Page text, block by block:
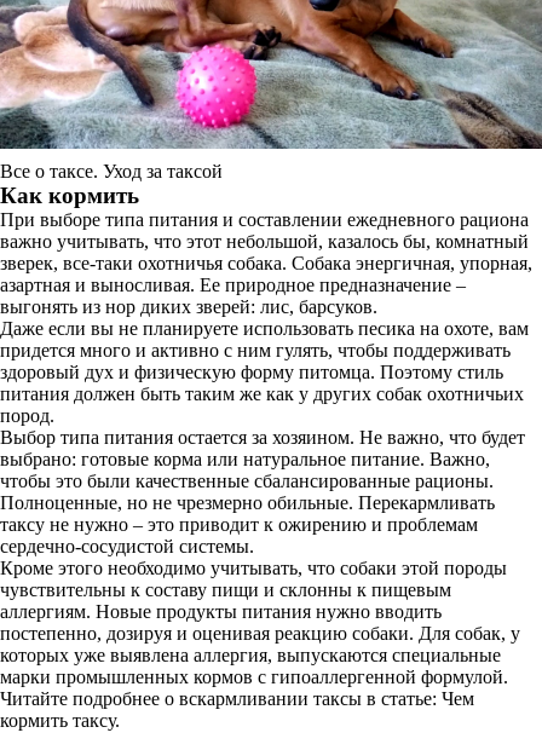
Все о таксе. Уход за таксой
Как кормить
При выборе типа питания и составлении ежедневного рациона
важно учитывать, что этот небольшой, казалось бы, комнатный
зверек, все-таки охотничья собака. Собака энергичная, упорная,
азартная и выносливая. Ее природное предназначение –
выгонять из нор диких зверей: лис, барсуков.
Даже если вы не планируете использовать песика на охоте, вам
придется много и активно с ним гулять, чтобы поддерживать
здоровый дух и физическую форму питомца. Поэтому стиль
питания должен быть таким же как у других собак охотничьих
пород.
Выбор типа питания остается за хозяином. Не важно, что будет
выбрано: готовые корма или натуральное питание. Важно,
чтобы это были качественные сбалансированные рационы.
Полноценные, но не чрезмерно обильные. Перекармливать
таксу не нужно – это приводит к ожирению и проблемам
сердечно-сосудистой системы.
Кроме этого необходимо учитывать, что собаки этой породы
чувствительны к составу пищи и склонны к пищевым
аллергиям. Новые продукты питания нужно вводить
постепенно, дозируя и оценивая реакцию собаки. Для собак, у
которых уже выявлена аллергия, выпускаются специальные
марки промышленных кормов с гипоаллергенной формулой.
Читайте подробнее о вскармливании таксы в статье: Чем
кормить таксу.